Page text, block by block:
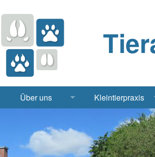
Über uns
Apotheke
Kleintierpraxis
Hund, Katze
Heimtiere